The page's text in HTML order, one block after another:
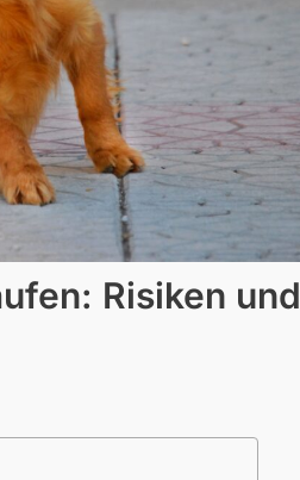
Risiken und